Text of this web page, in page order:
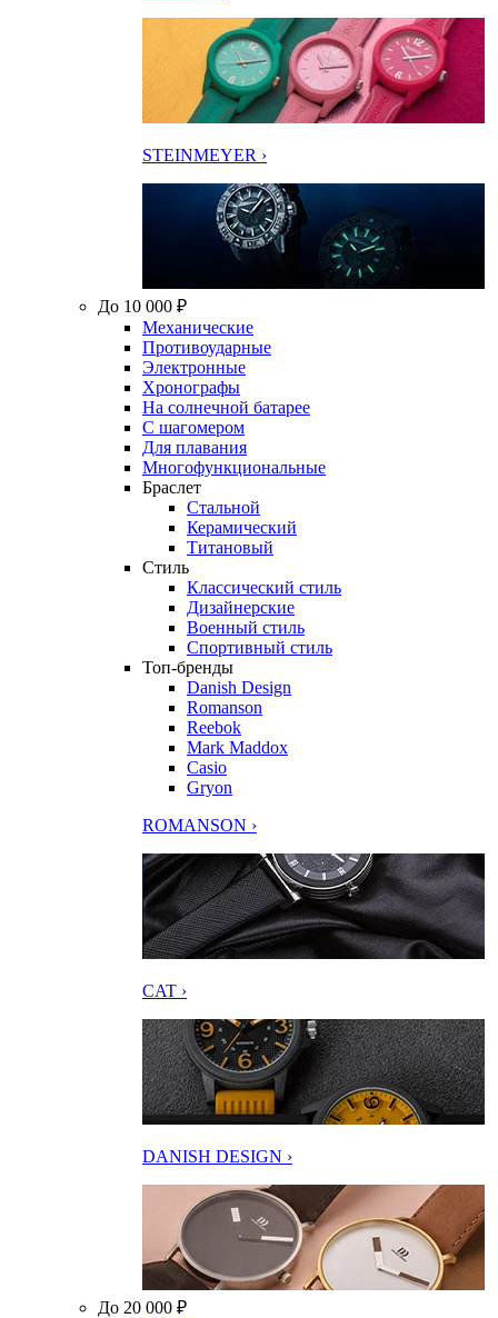
STEINMEYER ›
До 10 000 ₽
Механические
Противоударные
Электронные
Хронографы
На солнечной батарее
С шагомером
Для плавания
Многофункциональные
Браслет
Стальной
Керамический
Титановый
Стиль
Классический стиль
Дизайнерские
Военный стиль
Спортивный стиль
Топ-бренды
Danish Design
Romanson
Reebok
Mark Maddox
Casio
Gryon
ROMANSON ›
CAT ›
DANISH DESIGN ›
До 20 000 ₽